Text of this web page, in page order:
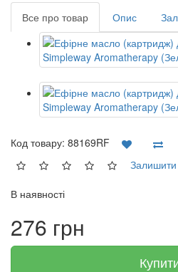
Все про товар Опис
Код товару: 88169RF
Залишити
В наявності
276 грн